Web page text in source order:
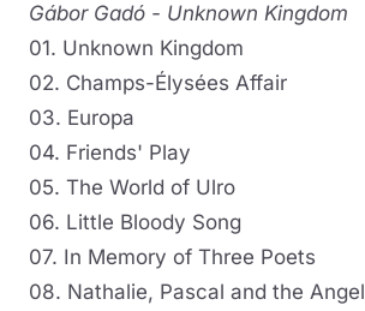
Gábor Gadó - Unknown Kingdom
01. Unknown Kingdom
02. Champs-Élysées Affair
03. Europa
04. Friends' Play
05. The World of Ulro
06. Little Bloody Song
07. In Memory of Three Poets
08. Nathalie, Pascal and the Angel